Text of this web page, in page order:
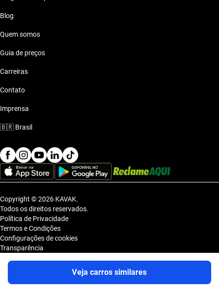
Veja carros similares
Blog
Quem somos
Guia de preços
Carreiras
Contato
Imprensa
🇧🇷 Brasil
Copyright © 2026 KAVAK.
Todos os direitos reservados.
Política de Privacidade
Termos e Condições
Configurações de cookies
Transparência
KAVAK TECNOLOGIA E COMERCIO DE VEICULOS LTDA., inscrita no
CNPJ sob o nº 36.740.390/0001-83, com sede na Estrada dos Alpes, nº